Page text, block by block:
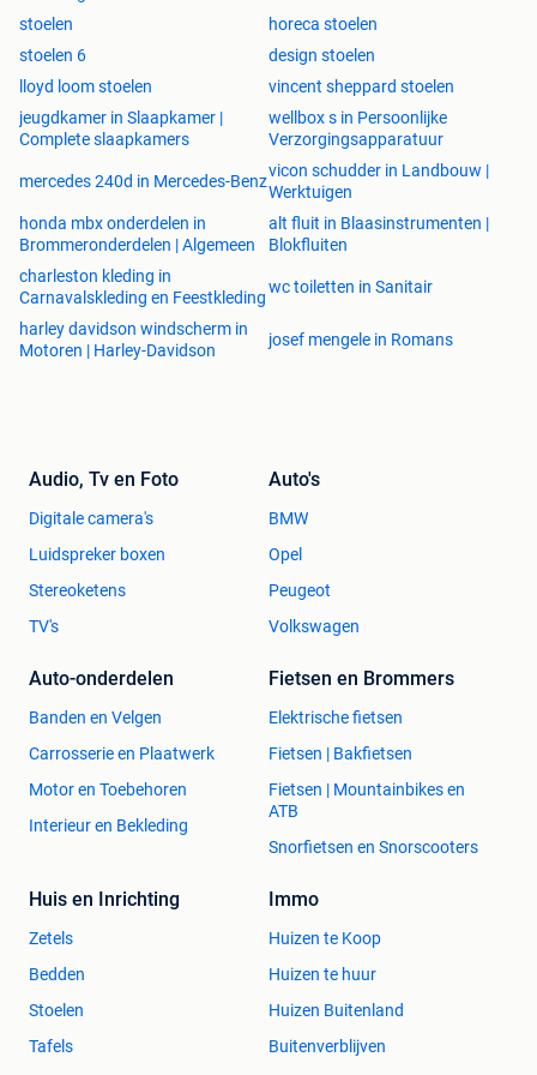
samenstellen naargelang de ruimte die je hebt. Ook zijn er
mogelijkheden meteen elektrische relax. Bovendien is er
keuze tussen 50 stofsoorten. Deze catalogus is op
aanvraag beschikbaar.
Onze prijzen zijn afhaalprijzen. Levering is mogelijk op
aanvraag. We leveren zelf en werken samen met een
betrouwbare koerierdienst.
Volg onzesociale media
en blijf als eerste op de hoogte
Facebook : @MeubelenDino
: meubelendino
Meer info?
Vragen?
Bel naar
of mail naar
stoelen
horeca stoelen
stoelen 6
design stoelen
lloyd loom stoelen
vincent sheppard stoelen
jeugdkamer in Slaapkamer |
Complete slaapkamers
wellbox s in Persoonlijke
Verzorgingsapparatuur
mercedes 240d in Mercedes-Benz
vicon schudder in Landbouw |
Werktuigen
honda mbx onderdelen in
Brommeronderdelen | Algemeen
alt fluit in Blaasinstrumenten |
Blokfluiten
charleston kleding in
Carnavalskleding en Feestkleding
wc toiletten in Sanitair
harley davidson windscherm in
Motoren | Harley-Davidson
josef mengele in Romans
Audio, Tv en Foto
Digitale camera's
Luidspreker boxen
Stereoketens
TV's
Auto's
BMW
Opel
Peugeot
Volkswagen
Auto-onderdelen
Banden en Velgen
Carrosserie en Plaatwerk
Motor en Toebehoren
Interieur en Bekleding
Fietsen en Brommers
Elektrische fietsen
Fietsen | Bakfietsen
Fietsen | Mountainbikes en
ATB
Snorfietsen en Snorscooters
Huis en Inrichting
Zetels
Bedden
Stoelen
Tafels
Immo
Huizen te Koop
Huizen te huur
Huizen Buitenland
Buitenverblijven